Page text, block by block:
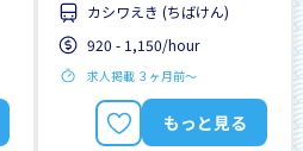
はじめて OK
昇給
カシワえき (ちばけん)
920 - 1,150/hour
求人掲載 ３ヶ月前〜
もっと見る